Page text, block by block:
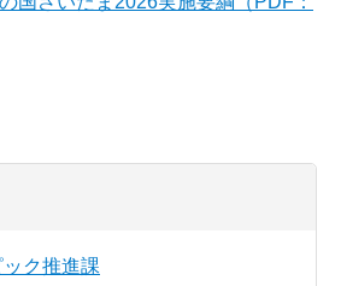
ク推進課